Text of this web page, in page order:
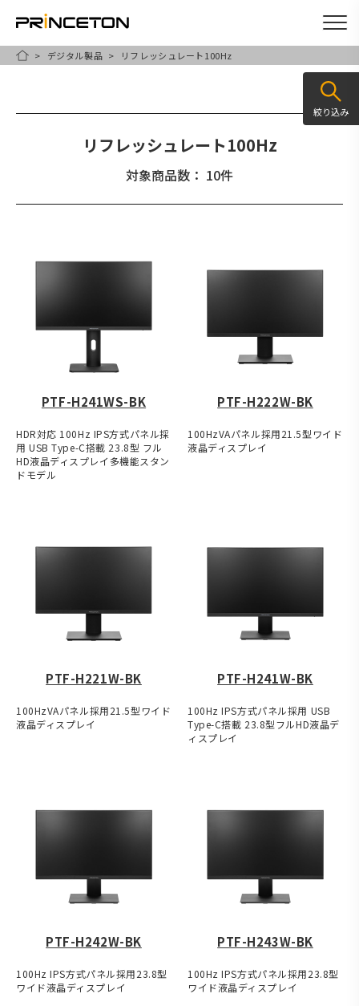
HOMEデジタル製品 リフレッシュレート100Hz
リフレッシュレート100Hz
対象商品数： 10件
PTF-H241WS-BK
HDR対応 100Hz IPS方式パネル採
用 USB Type-C搭載 23.8型 フル
HD液晶ディスプレイ多機能スタン
ドモデル
PTF-H222W-BK
100HzVAパネル採用21.5型ワイド
液晶ディスプレイ
PTF-H221W-BK
100HzVAパネル採用21.5型ワイド
液晶ディスプレイ
PTF-H241W-BK
100Hz IPS方式パネル採用 USB
Type-C搭載 23.8型フルHD液晶デ
ィスプレイ
PTF-H242W-BK
100Hz IPS方式パネル採用23.8型
ワイド液晶ディスプレイ
PTF-H243W-BK
100Hz IPS方式パネル採用23.8型
ワイド液晶ディスプレイ
絞り込み